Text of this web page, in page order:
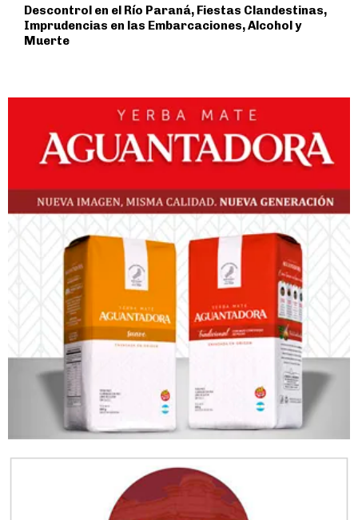
Descontrol en el Río Paraná, Fiestas Clandestinas,
Imprudencias en las Embarcaciones, Alcohol y
Muerte